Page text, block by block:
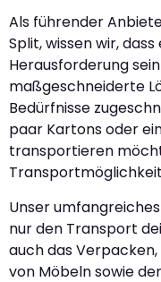
Als führender
Split, wissen wir,
Herausforderung
maßgeschneiderte
Bedürfnisse
paar Kartons oder
transportieren
Unser
nur den Transport
auch das
von Möbeln sowie